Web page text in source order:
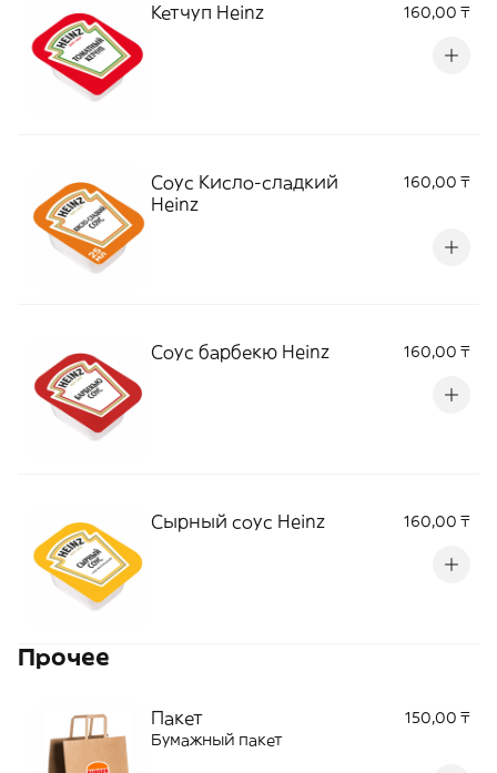
Кетчуп Heinz 160,00 ₸
Соус Кисло-сладкий
Heinz
160,00 ₸
Соус барбекю Heinz 160,00 ₸
Сырный соус Heinz 160,00 ₸
Прочее
Пакет
150,00 ₸
Бумажный пакет